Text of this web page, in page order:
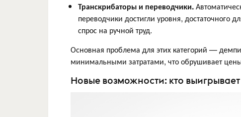
Транскрибаторы и переводчики.
переводчики достигли уровня, достаточного
спрос на ручной труд.
Основная проблема для этих категорий —
минимальными затратами, что обрушивает
Новые возможности: кто